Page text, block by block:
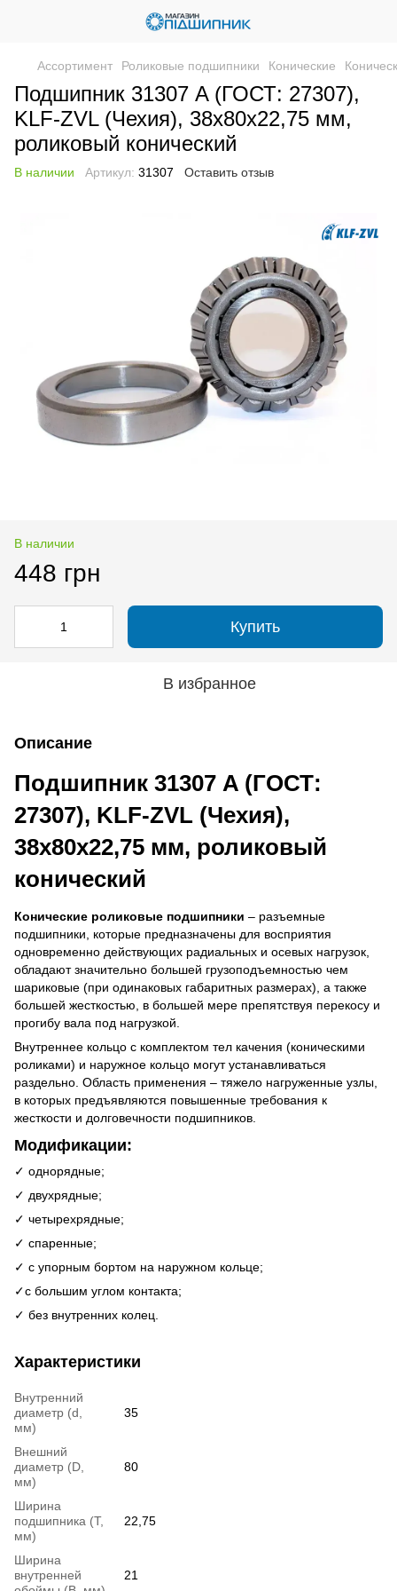
Ассортимент Роликовые подшипники Конические
Подшипник 31307 A (ГОСТ: 27307),
KLF-ZVL (Чехия), 38x80x22,75 мм,
роликовый конический
В наличии Артикул: 31307 Оставить отзыв
В наличии
448 грн
Купить
В избранное
Описание
Подшипник 31307 A (ГОСТ:
27307), KLF-ZVL (Чехия),
38x80x22,75 мм, роликовый
конический
Конические роликовые подшипники – разъемные
подшипники, которые предназначены для восприятия
одновременно действующих радиальных и осевых нагрузок,
обладают значительно большей грузоподъемностью чем
шариковые (при одинаковых габаритных размерах), а также
большей жесткостью, в большей мере препятствуя перекосу и
прогибу вала под нагрузкой.
Внутреннее кольцо с комплектом тел качения (коническими
роликами) и наружное кольцо могут устанавливаться
раздельно. Область применения – тяжело нагруженные узлы,
в которых предъявляются повышенные требования к
жесткости и долговечности подшипников.
Модификации:
✓ однорядные;
✓ двухрядные;
✓ четырехрядные;
✓ спаренные;
✓ с упорным бортом на наружном кольце;
✓c большим углом контакта;
✓ без внутренних колец.
Характеристики
Внутренний
диаметр (d,
мм)
35
Внешний
диаметр (D,
мм)
80
Ширина
подшипника (T,
мм)
22,75
Ширина
внутренней
21